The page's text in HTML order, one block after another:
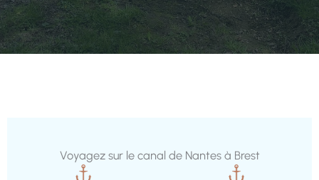
Voyagez sur le canal de Nantes à Brest